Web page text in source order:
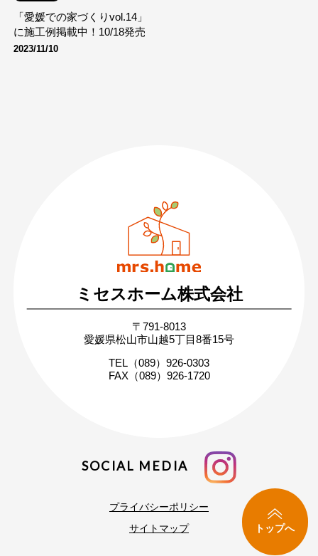
「愛媛での家づくりvol.14」
に施工例掲載中！10/18発売
2023/11/10
トップへ
営業時間：月〜土 8:30 〜 17:30
日・祝 9:30 〜 17:30
無料相談・お問い合わせ
まずはお気軽にご相談ください
家づくりの疑問や不安にお答えします
ミセスホーム株式会社
〒791-8013
愛媛県松山市山越5丁目8番15号
TEL（089）926-0303
FAX（089）926-1720
SOCIAL MEDIA
プライバシーポリシー
サイトマップ